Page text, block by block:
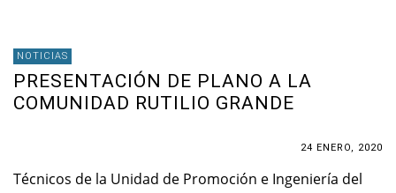
NOTICIAS
PRESENTACIÓN DE PLANO A LA
COMUNIDAD RUTILIO GRANDE
24 ENERO, 2020
Técnicos de la Unidad de Promoción e Ingeniería del